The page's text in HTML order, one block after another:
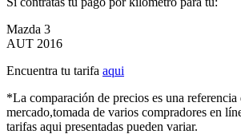
Mazda 3
AUT 2016
Encuentra tu tarifa aqui
*La comparación de precios es una referencia
mercado,tomada de varios compradores en
tarifas aqui presentadas pueden variar.